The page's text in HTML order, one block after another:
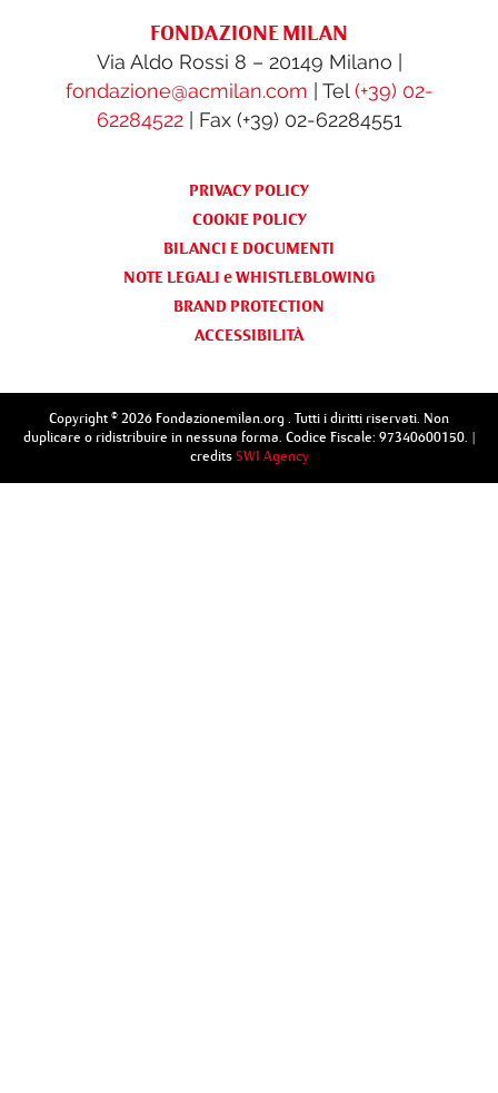
FONDAZIONE MILAN
Via Aldo Rossi 8 – 20149 Milano |
fondazione@acmilan.com | Tel (+39) 02-
62284522| Fax (+39) 02-62284551
PRIVACY POLICY
COOKIE POLICY
BILANCI E DOCUMENTI
NOTE LEGALI e WHISTLEBLOWING
BRAND PROTECTION
ACCESSIBILITÀ
Copyright © 2026 Fondazionemilan.org . Tutti i diritti riservati. Non
duplicare o ridistribuire in nessuna forma. Codice Fiscale: 97340600150. |
credits SWI Agency